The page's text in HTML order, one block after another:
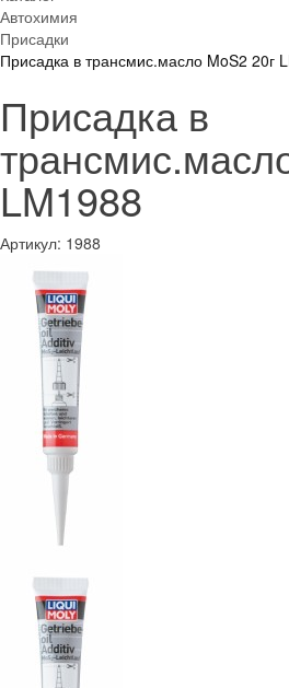
Автохимия
Присадки
Присадка в трансмис.масло MoS2 20г
Присадка в
LM1988
Артикул: 1988